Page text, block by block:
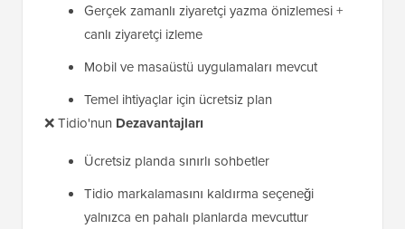
Gerçek zamanlı ziyaretçi yazma önizlemesi +
canlı ziyaretçi izleme
Mobil ve masaüstü uygulamaları mevcut
Temel ihtiyaçlar için ücretsiz plan
❌ Tidio'nun Dezavantajları
Ücretsiz planda sınırlı sohbetler
Tidio markalamasını kaldırma seçeneği
yalnızca en pahalı planlarda mevcuttur